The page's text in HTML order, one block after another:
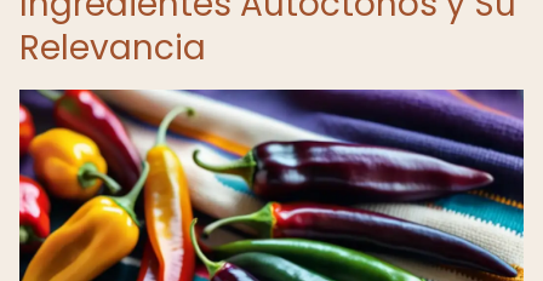
Relevancia